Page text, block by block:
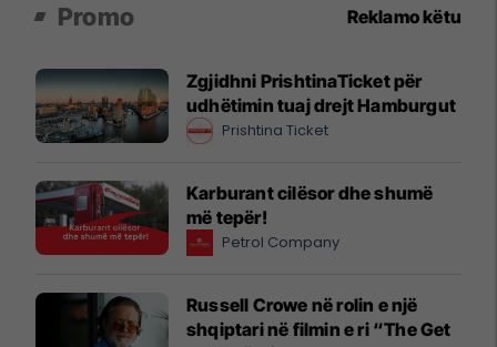
Promo Reklamo këtu
Zgjidhni PrishtinaTicket për
udhëtimin tuaj drejt Hamburgut
Prishtina Ticket
Karburant cilësor dhe shumë
më tepër!
Petrol Company
Russell Crowe në rolin e një
shqiptari në filmin e ri “The Get